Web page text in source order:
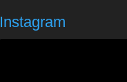
Instagram